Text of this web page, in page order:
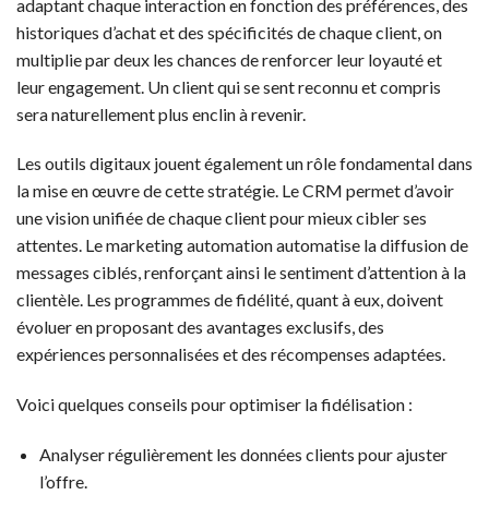
adaptant chaque interaction en fonction des préférences, des
historiques d’achat et des spécificités de chaque client, on
multiplie par deux les chances de renforcer leur loyauté et
leur engagement. Un client qui se sent reconnu et compris
sera naturellement plus enclin à revenir.
Les outils digitaux jouent également un rôle fondamental dans
la mise en œuvre de cette stratégie. Le CRM permet d’avoir
une vision unifiée de chaque client pour mieux cibler ses
attentes. Le marketing automation automatise la diffusion de
messages ciblés, renforçant ainsi le sentiment d’attention à la
clientèle. Les programmes de fidélité, quant à eux, doivent
évoluer en proposant des avantages exclusifs, des
expériences personnalisées et des récompenses adaptées.
Voici quelques conseils pour optimiser la fidélisation :
Analyser régulièrement les données clients pour ajuster
l’offre.